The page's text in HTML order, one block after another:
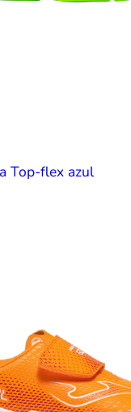
Top-flex azul